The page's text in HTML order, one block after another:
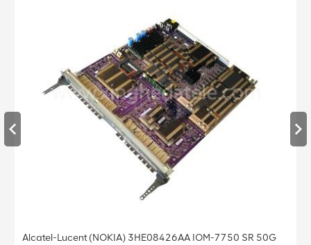
Alcatel-Lucent (NOKIA) 3HE08426AA IOM-7750 SR 50G